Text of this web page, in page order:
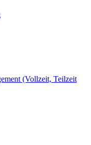
(Vollzeit, Teilzeit